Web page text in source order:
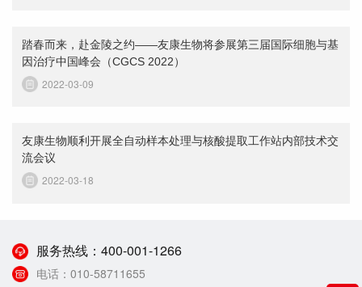
踏春而来，赴金陵之约——友康生物将参展第三届国际细胞与基
因治疗中国峰会（CGCS 2022）
2022-03-09
友康生物顺利开展全自动样本处理与核酸提取工作站内部技术交
流会议
2022-03-18
服务热线： 400-001-1266
电话： 010-58711655